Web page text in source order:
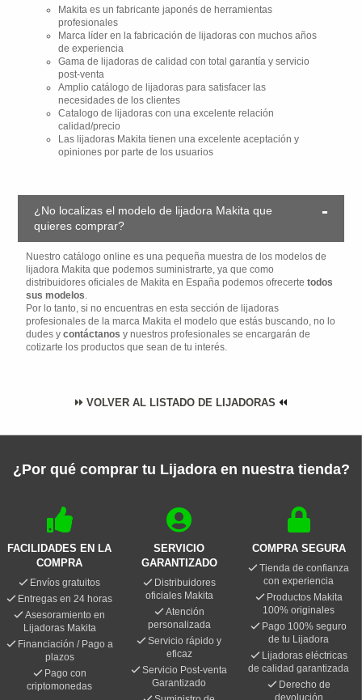
Makita es un fabricante japonés de herramientas
profesionales
Marca líder en la fabricación de lijadoras con muchos años
de experiencia
Gama de lijadoras de calidad con total garantía y servicio
post-venta
Amplio catálogo de lijadoras para satisfacer las
necesidades de los clientes
Catalogo de lijadoras con una excelente relación
calidad/precio
Las lijadoras Makita tienen una excelente aceptación y
opiniones por parte de los usuarios
¿No localizas el modelo de lijadora Makita que
quieres comprar?
Nuestro catálogo online es una pequeña muestra de los modelos de
lijadora Makita que podemos suministrarte, ya que como
distribuidores oficiales de Makita en España podemos ofrecertetodos
sus modelos.
Por lo tanto, si no encuentras en esta sección de lijadoras
profesionales de la marca Makita el modelo que estás buscando, no lo
dudes ycontáctanos y nuestros profesionales se encargarán de
cotizarte los productos que sean de tu interés.
VOLVER AL LISTADO DE LIJADORAS
¿Por qué comprar tu Lijadora en nuestra tienda?
FACILIDADES EN LA
COMPRA
Envíos gratuitos
Entregas en 24 horas
Asesoramiento en
Lijadoras Makita
Financiación / Pago a
plazos
Pago con
criptomonedas
SERVICIO
GARANTIZADO
Distribuidores
oficiales Makita
Atención
personalizada
Servicio rápido y
eficaz
Servicio Post-venta
Garantizado
COMPRA SEGURA
Tienda de confianza
con experiencia
Productos Makita
100% originales
Pago 100% seguro
de tu Lijadora
Lijadoras eléctricas
de calidad garantizada
Derecho de